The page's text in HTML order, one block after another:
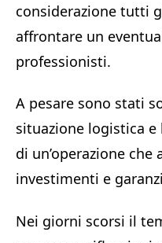
considerazione tutti
affrontare un
professionisti.
A pesare sono stati
situazione logistica
di un’operazione che
investimenti e
Nei giorni scorsi il